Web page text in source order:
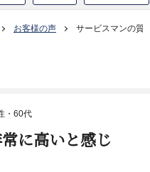
お客様の声 サービスマンの質
・60代
に高いと感じ